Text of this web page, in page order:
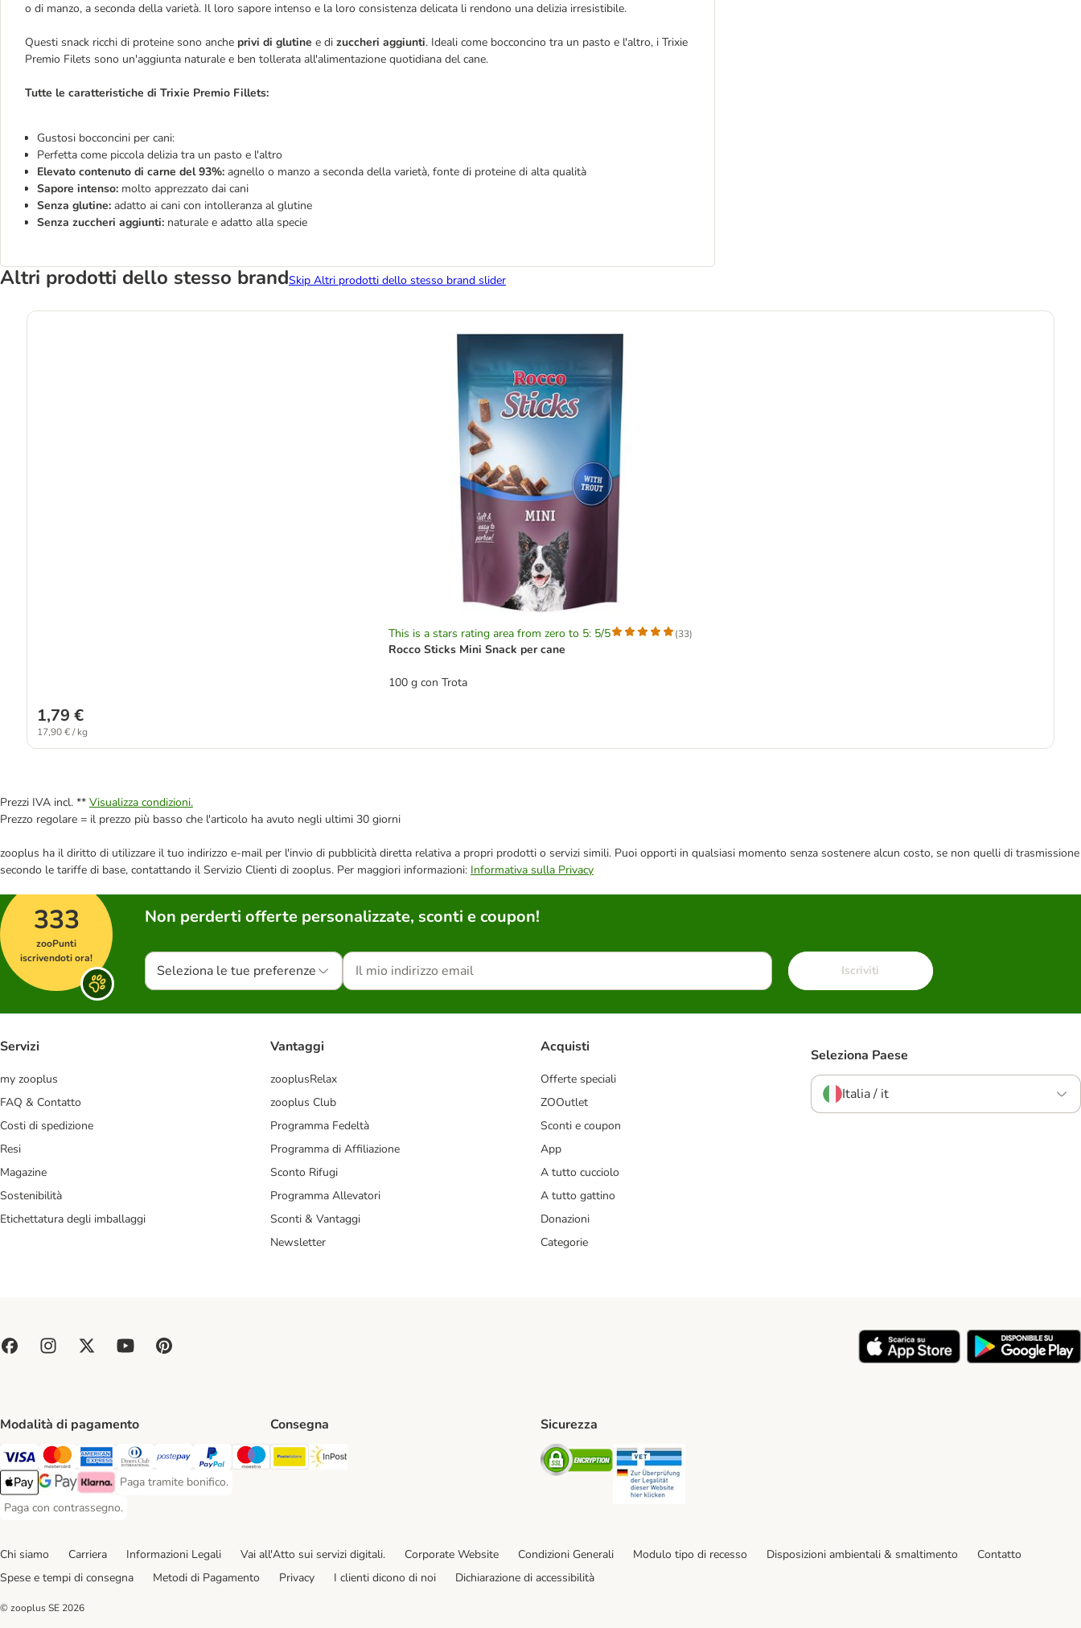
o di manzo, a seconda della varietà. Il loro sapore intenso e la loro consistenza delicata li rendono una delizia irresistibile.
Questi snack ricchi di proteine sono anche privi di glutine e di zuccheri aggiunti. Ideali come bocconcino tra un pasto e l'altro, i Trixie
Premio Filets sono un'aggiunta naturale e ben tollerata all'alimentazione quotidiana del cane.
Tutte le caratteristiche di Trixie Premio Fillets:
Gustosi bocconcini per cani:
Perfetta come piccola delizia tra un pasto e l'altro
Elevato contenuto di carne del 93%: agnello o manzo a seconda della varietà, fonte di proteine di alta qualità
Sapore intenso: molto apprezzato dai cani
Senza glutine: adatto ai cani con intolleranza al glutine
Senza zuccheri aggiunti: naturale e adatto alla specie
Altri prodotti dello stesso brandSkip Altri prodotti dello stesso brand slider
This is a stars rating area from zero to 5: 5/5 (33)
Rocco Sticks Mini Snack per cane
100 g con Trota
1,79 €
17,90 € / kg
Prezzi IVA incl. ** Visualizza condizioni.
Prezzo regolare = il prezzo più basso che l'articolo ha avuto negli ultimi 30 giorni
zooplus ha il diritto di utilizzare il tuo indirizzo e-mail per l'invio di pubblicità diretta relativa a propri prodotti o servizi simili. Puoi opporti in qualsiasi momento senza sostenere alcun costo, se non quelli di trasmissione
secondo le tariffe di base, contattando il Servizio Clienti di zooplus. Per maggiori informazioni: Informativa sulla Privacy
333
zooPunti
iscrivendoti ora!
Non perderti offerte personalizzate, sconti e coupon!
Seleziona le tue preferenze Iscriviti
Servizi
my zooplus
FAQ & Contatto
Costi di spedizione
Resi
Magazine
Sostenibilità
Etichettatura degli imballaggi
Vantaggi
zooplusRelax
zooplus Club
Programma Fedeltà
Programma di Affiliazione
Sconto Rifugi
Programma Allevatori
Sconti & Vantaggi
Newsletter
Acquisti
Offerte speciali
ZOOutlet
Sconti e coupon
App
A tutto cucciolo
A tutto gattino
Donazioni
Categorie
Seleziona Paese
Italia / it
Modalità di pagamento
Paga con Visa. Payment Method
Paga con Mastercard. Payment Method
Paga con American Express. Payment Method
Paga con Diners Club. Payment Method
Paga con Postepay. Payment Method
Paga con PayPal. Payment Method
Paga con Maestro. Payment Method
Apple Pay Payment Method
Google Pay Payment Method
Klarna Payment Method
Paga tramite bonifico.
Paga tramite bonifico. Payment Method
Paga con contrassegno.
Paga con contrassegno. Payment Method
Consegna
Poste Italiane. Shipping Method
Sicurezza
Security
Chi siamo Carriera Informazioni Legali Vai all'Atto sui servizi digitali. Corporate Website Condizioni Generali Modulo tipo di recesso Disposizioni ambientali & smaltimento
Contatto
Spese e tempi di consegna
Metodi di Pagamento Privacy I clienti dicono di noi Dichiarazione di accessibilità
© zooplus SE 2026